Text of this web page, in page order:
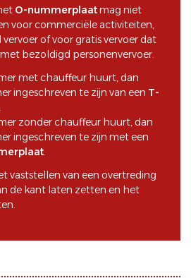
O-nummerplaatmag niet
voor commerciële activiteiten,
of voor gratis vervoer dat
bezoldigd personenvervoer.
met chauffeur huurt, dan
ingeschreven te zijn van een T-
zonder chauffeur huurt, dan
ingeschreven te zijn met een
vaststellen van een overtreding
de kant laten zetten en het